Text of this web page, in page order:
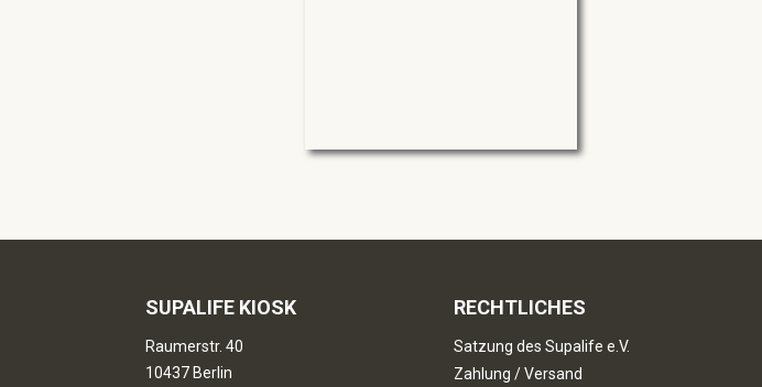
SUPALIFE KIOSK
Raumerstr. 40
10437 Berlin
RECHTLICHES
Satzung des Supalife e.V.
Zahlung / Versand